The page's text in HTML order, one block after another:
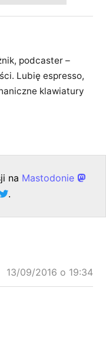
podcaster –
Lubię espresso,
klawiatury
na Mastodonie
.
13/09/2016 o 19:34